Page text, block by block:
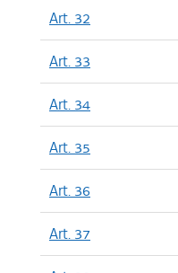
Art. 32
Art. 33
Art. 34
Art. 35
Art. 36
Art. 37